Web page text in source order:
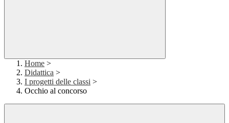
Home >
Didattica >
I progetti delle classi >
Occhio al concorso